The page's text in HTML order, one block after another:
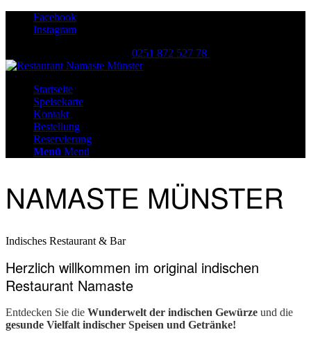
Facebook
Instagram
0251 872 527 78
Startseite
Speisekarte
Kontakt
Bestellung
Reservierung
Menü Menü
NAMASTE MÜNSTER
Indisches Restaurant & Bar
Herzlich willkommen im original indischen
Restaurant Namaste
Entdecken Sie die Wunderwelt der indischen Gewürze und die
gesunde Vielfalt indischer Speisen und Getränke!